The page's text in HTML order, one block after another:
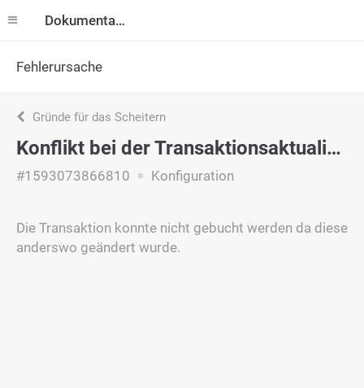
Dokumentation
Fehlerursache
Gründe für das Scheitern
Konflikt bei der Transaktionsaktualisierung
#1593073866810 Konfiguration
Die Transaktion konnte nicht gebucht werden da diese
anderswo geändert wurde.